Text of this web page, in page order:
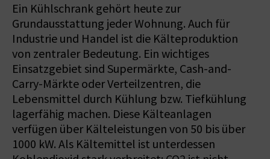
Ein Kühlschrank gehört heute zur
Grundausstattung jeder Wohnung. Auch für
Industrie und Handel ist die Kälteproduktion
von zentraler Bedeutung. Ein wichtiges
Einsatzgebiet sind Supermärkte, Cash-and-
Carry-Märkte oder Verteilzentren, die
Lebensmittel durch Kühlung bzw. Tiefkühlung
lagerfähig machen. Diese Kälteanlagen
verfügen über Kälteleistungen von 50 bis über
1000 kW. Als Kältemittel ist unterdessen